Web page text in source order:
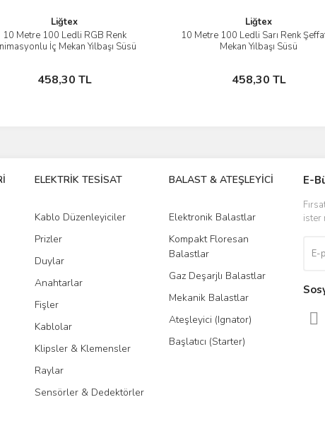
Liğtex
10 Metre 100 Ledli RGB Renk
İç Mekan Yılbaşı Süsü
458,30 TL
İncele
Stokta Yok
Liğtex
10 Metre 100 Ledli Sarı Renk
Mekan Yılbaşı Süsü
458,30 TL
İncele
Stokta Yok
ELEKTRİK TESİSAT
Kablo Düzenleyiciler
Prizler
Duylar
Anahtarlar
Fişler
Kablolar
Klipsler & Klemensler
Raylar
Sensörler & Dedektörler
BALAST & ATEŞLEYİCİ
Elektronik Balastlar
Kompakt Floresan
Balastlar
Gaz Deşarjlı Balastlar
Mekanik Balastlar
Ateşleyici (Ignator)
Başlatıcı (Starter)
Led
E-
ister